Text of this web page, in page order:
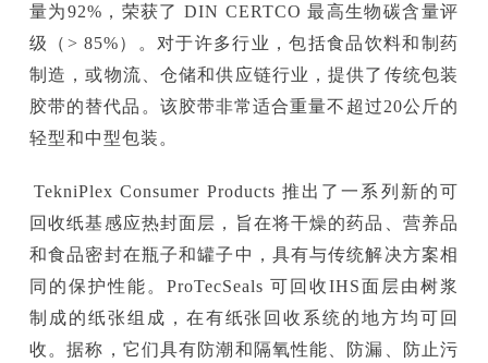
量为92%，荣获了 DIN CERTCO 最高生物碳含量评
级（> 85%）。对于许多行业，包括食品饮料和制药
制造，或物流、仓储和供应链行业，提供了传统包装
胶带的替代品。该胶带非常适合重量不超过20公斤的
轻型和中型包装。
Consumer Products 推出了一系列新的可
回收纸基感应热封面层，旨在将干燥的药品、营养品
和食品密封在瓶子和罐子中，具有与传统解决方案相
同的保护性能。ProTecSeals 可回收IHS面层由树浆
制成的纸张组成，在有纸张回收系统的地方均可回
收。据称，它们具有防潮和隔氧性能、防漏、防止污